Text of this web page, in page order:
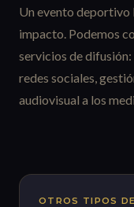
Un evento deportivo
impacto. Podemos
servicios de
redes sociales,
audiovisual a los
OTROS TIPOS